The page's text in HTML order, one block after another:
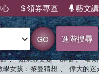
領券專區 藝文
GO 進階搜尋
、 如果歷史是一群喵 、 暑
學女孩：黎曼猜想 、 偉大的迷